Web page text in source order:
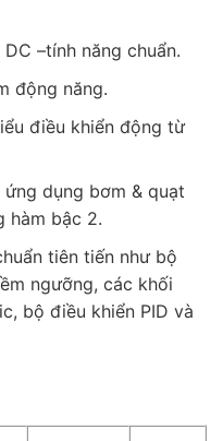
–tính năng chuẩn.
động năng.
điều khiển động từ
dụng bơm & quạt
hàm bậc 2.
tiên tiến như bộ
ngưỡng, các khối
bộ điều khiển PID và